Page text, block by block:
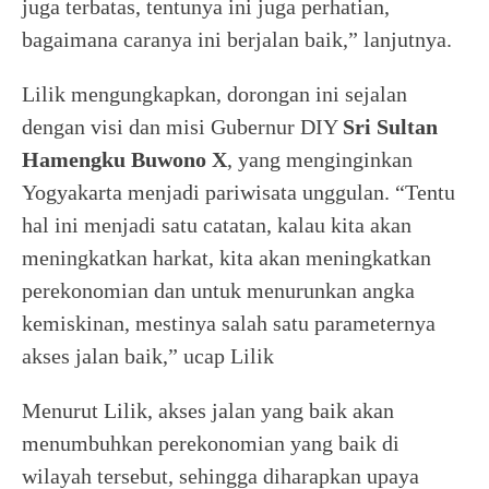
juga terbatas, tentunya ini juga perhatian,
bagaimana caranya ini berjalan baik,” lanjutnya.
Lilik mengungkapkan, dorongan ini sejalan
dengan visi dan misi Gubernur DIY Sri Sultan
Hamengku Buwono X, yang menginginkan
Yogyakarta menjadi pariwisata unggulan. “Tentu
hal ini menjadi satu catatan, kalau kita akan
meningkatkan harkat, kita akan meningkatkan
perekonomian dan untuk menurunkan angka
kemiskinan, mestinya salah satu parameternya
akses jalan baik,” ucap Lilik
Menurut Lilik, akses jalan yang baik akan
menumbuhkan perekonomian yang baik di
wilayah tersebut, sehingga diharapkan upaya